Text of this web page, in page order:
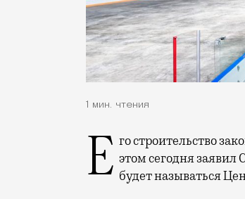
1 мин. чтения
Его строительство закончат на пять месяцев раньше запланированного срока. Об этом сегодня
будет называться